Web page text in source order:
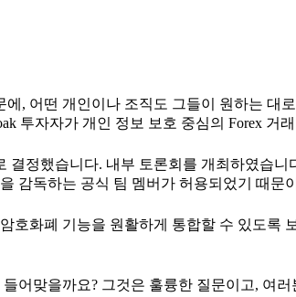
, 어떤 개인이나 조직도 그들이 원하는 대
투자자가 개인 정보 보호 중심의 Forex 거
결정했습니다. 내부 토론회를 개최하였습니
감독하는 공식 팀 멤버가 허용되었기 때문
호화폐 기능을 원활하게 통합할 수 있도록
어맞을까요? 그것은 훌륭한 질문이고, 여